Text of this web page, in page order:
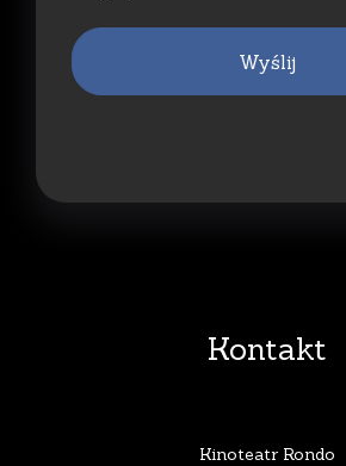
Wyślij
Kontakt
Kinoteatr Rondo